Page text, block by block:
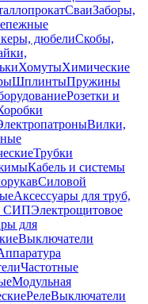
СваиЗаборы,
дюбелиСкобы,
ХомутыХимические
ШплинтыПружины
Розетки и
Вилки,
Трубки
Кабель и системы
Силовой
Аксессуары для труб,
СИПЭлектрощитовое
для
Выключатели
Частотные
Модульная
РелеВыключатели